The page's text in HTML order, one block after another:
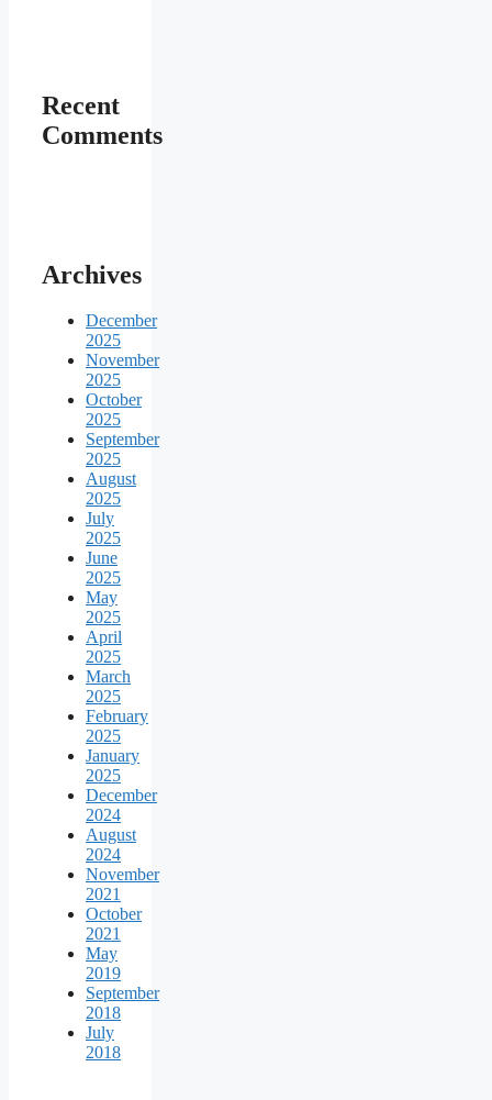
Recent
Comments
Archives
December
2025
November
2025
October
2025
September
2025
August
2025
July
2025
June
2025
May
2025
April
2025
March
2025
February
2025
January
2025
December
2024
August
2024
November
2021
October
2021
May
2019
September
2018
July
2018